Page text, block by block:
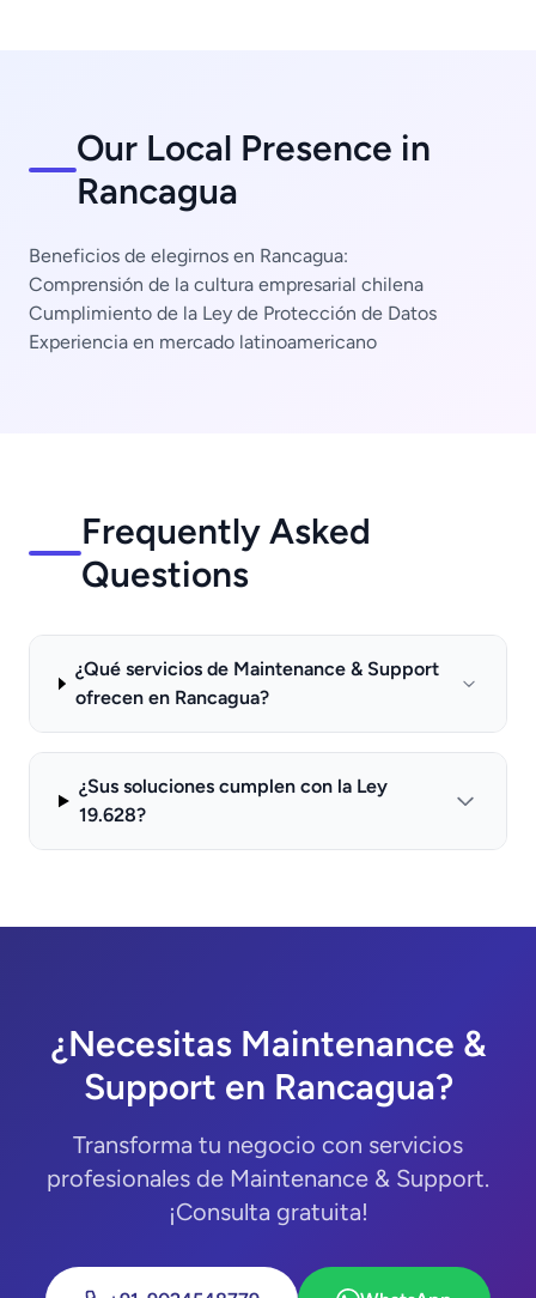
Our Local Presence in
Rancagua
Beneficios de elegirnos en Rancagua:
Comprensión de la cultura empresarial chilena
Cumplimiento de la Ley de Protección de Datos
Experiencia en mercado latinoamericano
Frequently Asked
Questions
¿Qué servicios de Maintenance & Support
ofrecen en Rancagua?
¿Sus soluciones cumplen con la Ley
19.628?
¿Necesitas Maintenance &
Support en Rancagua?
Transforma tu negocio con servicios
profesionales de Maintenance & Support.
¡Consulta gratuita!